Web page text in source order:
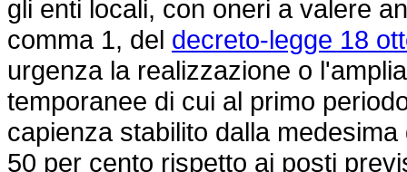
gli enti locali, con oneri a valere
comma 1, del decreto-legge 18
urgenza la realizzazione o
temporanee di cui al primo
capienza stabilito dalla
50 per cento rispetto ai posti